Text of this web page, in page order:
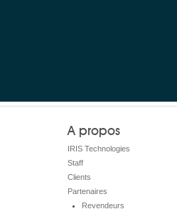
A propos
IRIS Technologies
Staff
Clients
Partenaires
Revendeurs